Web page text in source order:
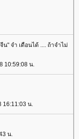
" จำ เดือนได้ .... ถ้าจำไม่
10:59:08 น.
16:11:03 น.
น.